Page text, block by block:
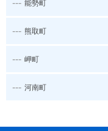
--- 能勢町
--- 熊取町
--- 岬町
--- 河南町